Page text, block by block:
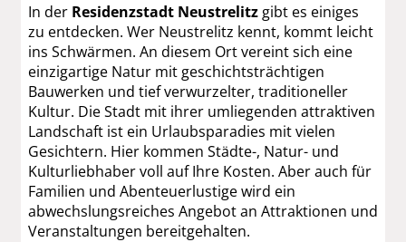
In der Residenzstadt Neustrelitz gibt es einiges
zu entdecken. Wer Neustrelitz kennt, kommt leicht
ins Schwärmen. An diesem Ort vereint sich eine
einzigartige Natur mit geschichtsträchtigen
Bauwerken und tief verwurzelter, traditioneller
Kultur. Die Stadt mit ihrer umliegenden attraktiven
Landschaft ist ein Urlaubsparadies mit vielen
Gesichtern. Hier kommen Städte-, Natur- und
Kulturliebhaber voll auf Ihre Kosten. Aber auch für
Familien und Abenteuerlustige wird ein
abwechslungsreiches Angebot an Attraktionen und
Veranstaltungen bereitgehalten.